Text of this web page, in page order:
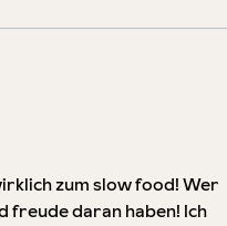
zum slow food! Wer
freude daran haben! Ich